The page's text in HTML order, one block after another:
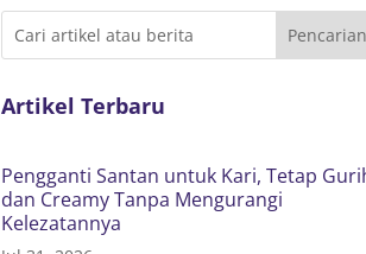
Artikel Terbaru
Pengganti Santan untuk Kari, Tetap
dan Creamy Tanpa Mengurangi
Kelezatannya